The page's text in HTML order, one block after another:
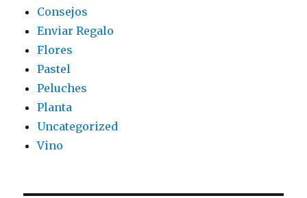
Consejos
Enviar Regalo
Flores
Pastel
Peluches
Planta
Uncategorized
Vino